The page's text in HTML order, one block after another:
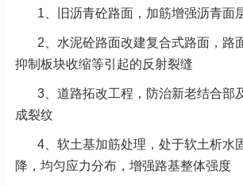
1、旧沥青砼路面，加筋增强沥青面
2、水泥砼路面改建复合式路面，路
抑制板块收缩等引起的反射裂缝
3、道路拓改工程，防治新老结合部
成裂纹
4、软土基加筋处理，处于软土析水
降，均匀应力分布，增强路基整体强度